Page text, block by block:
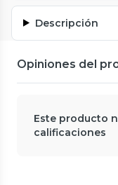
Descripción
Opiniones del
Este producto
calificaciones